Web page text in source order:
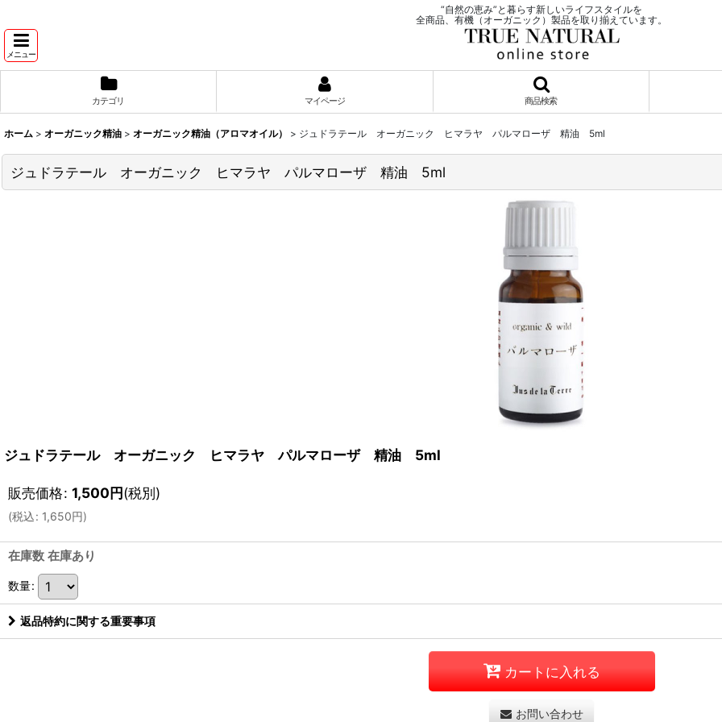
“自然の恵み”と暮らす新しいライフスタイルを
全商品、有機（オーガニック）製品を取り揃えています。
メニュー
カテゴリ マイページ 商品検索
ホーム > オーガニック精油 > オーガニック精油（アロマオイル） > ジュドラテール オーガニック ヒマラヤ パルマローザ 精油 5ml
ジュドラテール オーガニック ヒマラヤ パルマローザ 精油 5ml
ジュドラテール オーガニック ヒマラヤ パルマローザ 精油 5ml
販売価格: 1,500円(税別)
(税込: 1,650円)
在庫数 在庫あり
数量:
返品特約に関する重要事項
カートに入れる
お問い合わせ